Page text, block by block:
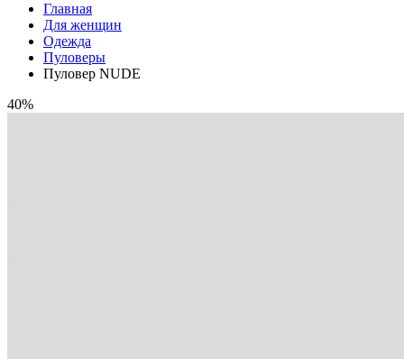
Главная
Для женщин
Одежда
Пуловеры
Пуловер NUDE
40%